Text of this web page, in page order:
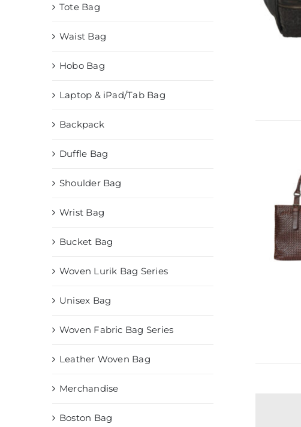
Tote Bag
Waist Bag
Hobo Bag
Laptop & iPad/Tab Bag
Backpack
Duffle Bag
Shoulder Bag
Wrist Bag
Bucket Bag
Woven Lurik Bag Series
Unisex Bag
Woven Fabric Bag Series
Leather Woven Bag
Merchandise
Boston Bag